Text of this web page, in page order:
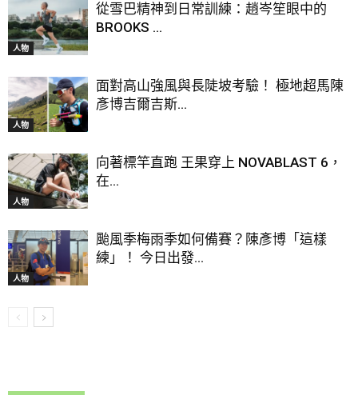
人物
從雪巴精神到日常訓練：趙岑笙眼中的
BROOKS ...
人物
面對高山強風與長陡坡考驗！ 極地超馬陳
彥博吉爾吉斯...
人物
向著標竿直跑 王果穿上 NOVABLAST 6，
在...
人物
颱風季梅雨季如何備賽？陳彥博「這樣
練」！ 今日出發...